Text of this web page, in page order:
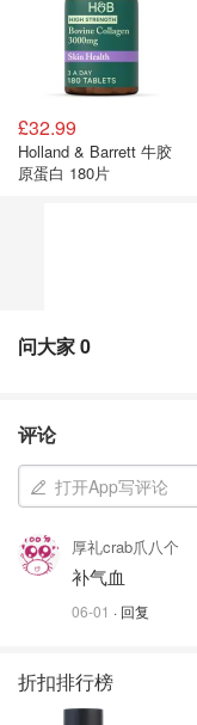
£32.99
Holland & Barrett 牛胶
原蛋白 180片
问大家0
评论
打开App写评论
厚礼crab爪八个
补气血
06-01 · 回复
折扣排行榜